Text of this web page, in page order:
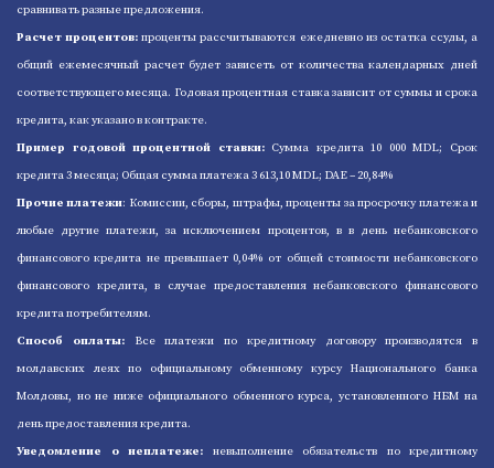
сравнивать разные предложения.
Расчет процентов: проценты рассчитываются ежедневно из остатка ссуды, а
общий ежемесячный расчет будет зависеть от количества календарных дней
соответствующего месяца. Годовая процентная ставка зависит от суммы и срока
кредита, как указано в контракте.
Пример годовой процентной ставки:Cумма кредита 10 000 MDL; Срок
кредита 3 месяца; Общая сумма платежа 3 613,10 MDL; DAE – 20,84%
Прочие платежи: Комиссии, сборы, штрафы, проценты за просрочку платежа и
любые другие платежи, за исключением процентов, в в день небанковского
финансового кредита не превышает 0,04% от общей стоимости небанковского
финансового кредита, в случае предоставления небанковского финансового
кредита потребителям.
Способ оплаты:Все платежи по кредитному договору производятся в
молдавских леях по официальному обменному курсу Национального банка
Молдовы, но не ниже официального обменного курса, установленного НБМ на
день предоставления кредита.
Уведомление о неплатеже: невыполнение обязательств по кредитному